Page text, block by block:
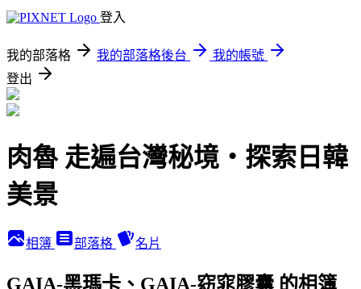
登入
我的部落格 我的部落格後台
我的帳號
登出
肉魯 走遍台灣秘境・探索日韓
美景
相簿 部落格 名片
GAIA-黑瑪卡、GAIA-窈窕膠囊 的相簿